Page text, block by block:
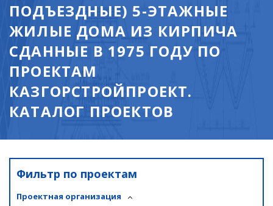
ПОДЪЕЗДНЫЕ) 5-ЭТАЖНЫЕ
ЖИЛЫЕ ДОМА ИЗ КИРПИЧА
СДАННЫЕ В 1975 ГОДУ ПО
ПРОЕКТАМ
КАЗГОРСТРОЙПРОЕКТ.
КАТАЛОГ ПРОЕКТОВ
Фильтр по проектам
Проектная организация